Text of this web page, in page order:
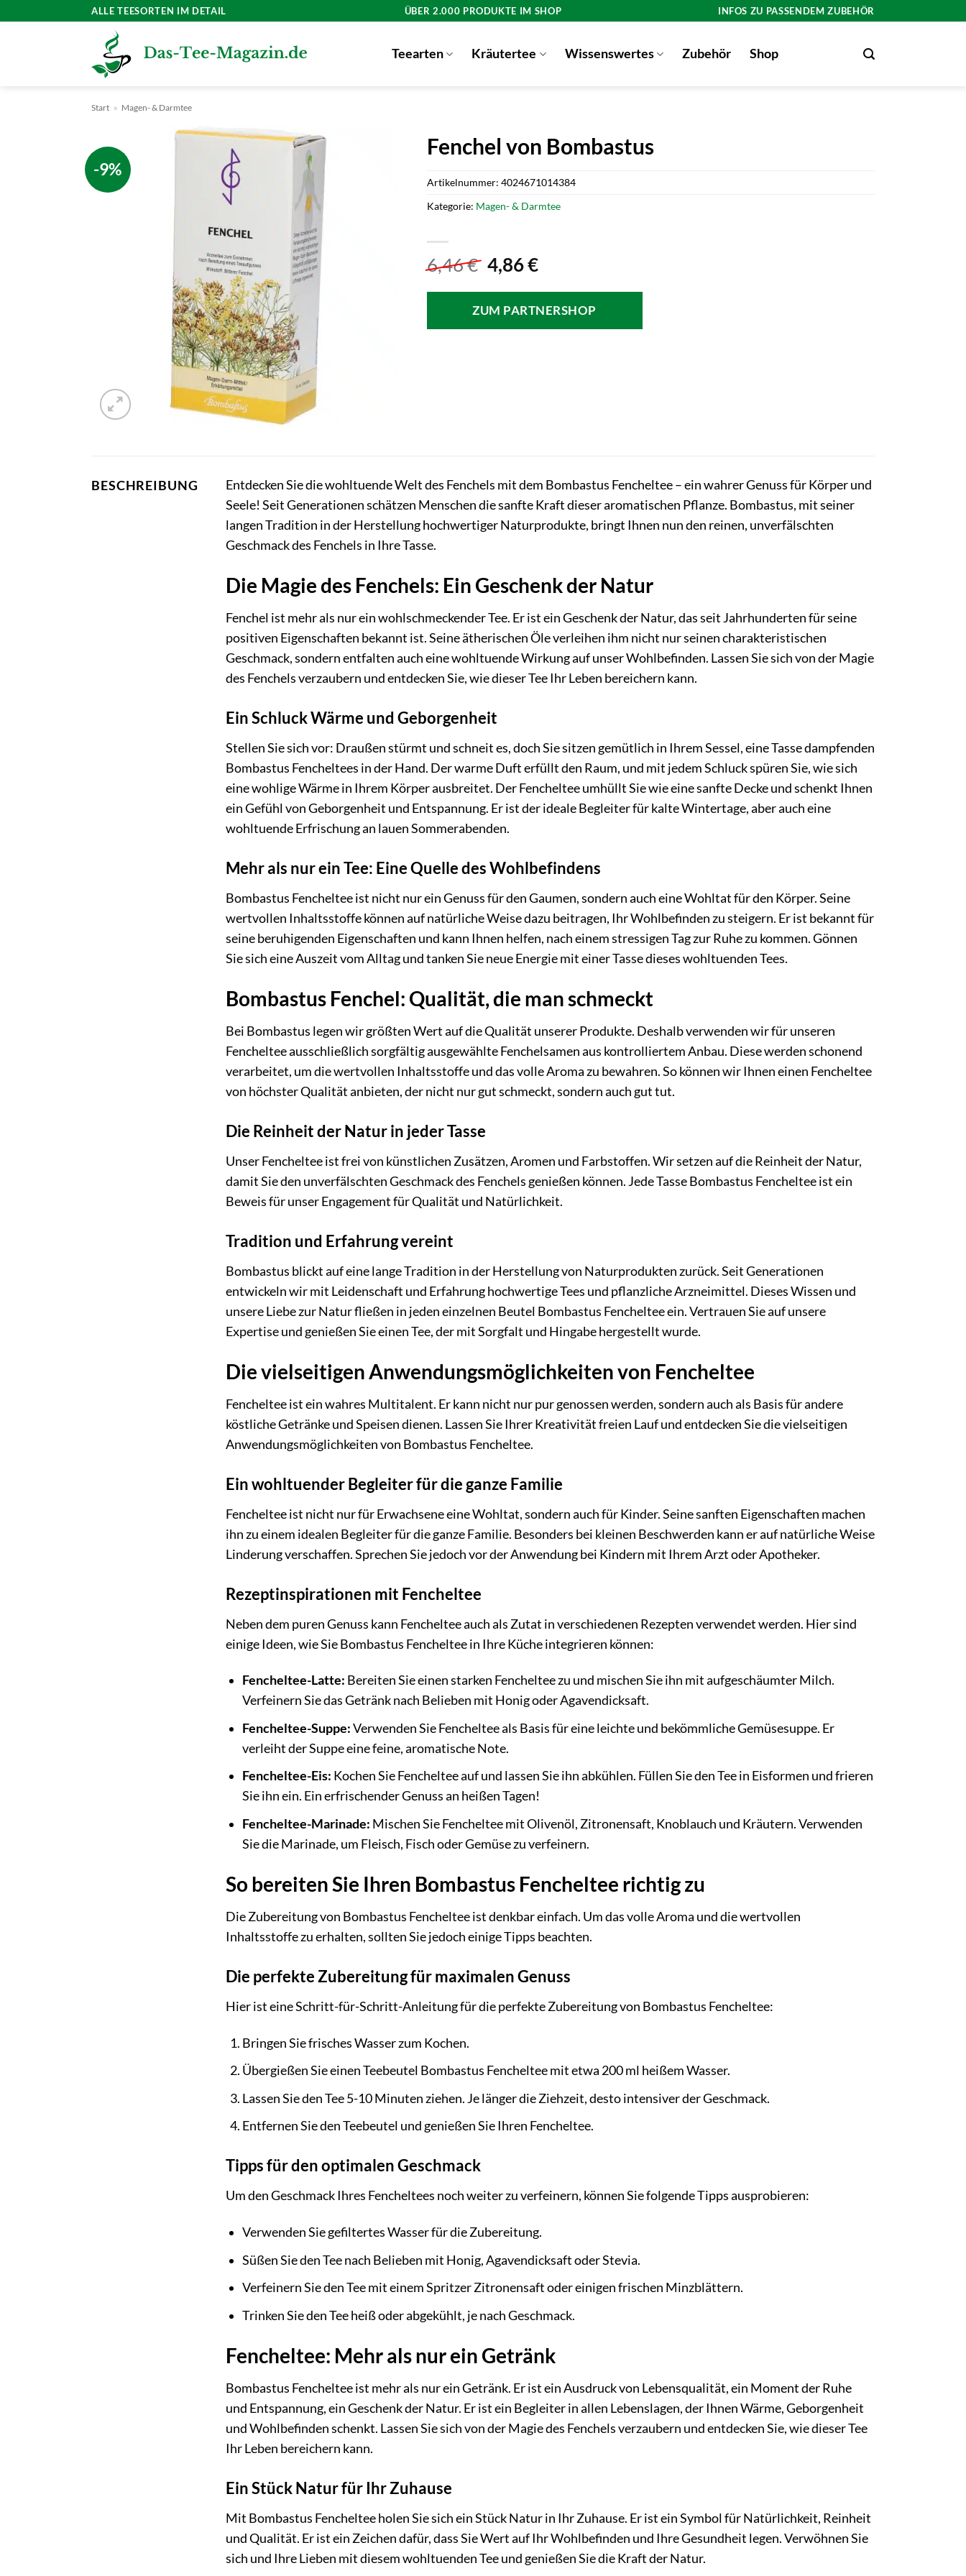
ALLE TEESORTEN IM DETAIL ÜBER 2.000 PRODUKTE IM SHOP INFOS ZU PASSENDEM ZUBEHÖR
Teearten Kräutertee Wissenswertes Zubehör Shop
Start » Magen- & Darmtee
-9%
Fenchel von Bombastus
6,46€ Ursprünglicher
war:
6,46 €
4,86€Aktueller
ist:
4,86 €.
ZUM PARTNERSHOP
Artikelnummer: 4024671014384
Kategorie: Magen- & Darmtee
BESCHREIBUNG
Entdecken Sie die wohltuende Welt des Fenchels mit dem Bombastus Fencheltee – ein wahrer Genuss für Körper und
Seele! Seit Generationen schätzen Menschen die sanfte Kraft dieser aromatischen Pflanze. Bombastus, mit seiner
langen Tradition in der Herstellung hochwertiger Naturprodukte, bringt Ihnen nun den reinen, unverfälschten
Geschmack des Fenchels in Ihre Tasse.
Die Magie des Fenchels: Ein Geschenk der Natur
Fenchel ist mehr als nur ein wohlschmeckender Tee. Er ist ein Geschenk der Natur, das seit Jahrhunderten für seine
positiven Eigenschaften bekannt ist. Seine ätherischen Öle verleihen ihm nicht nur seinen charakteristischen
Geschmack, sondern entfalten auch eine wohltuende Wirkung auf unser Wohlbefinden. Lassen Sie sich von der Magie
des Fenchels verzaubern und entdecken Sie, wie dieser Tee Ihr Leben bereichern kann.
Ein Schluck Wärme und Geborgenheit
Stellen Sie sich vor: Draußen stürmt und schneit es, doch Sie sitzen gemütlich in Ihrem Sessel, eine Tasse dampfenden
Bombastus Fencheltees in der Hand. Der warme Duft erfüllt den Raum, und mit jedem Schluck spüren Sie, wie sich
eine wohlige Wärme in Ihrem Körper ausbreitet. Der Fencheltee umhüllt Sie wie eine sanfte Decke und schenkt Ihnen
ein Gefühl von Geborgenheit und Entspannung. Er ist der ideale Begleiter für kalte Wintertage, aber auch eine
wohltuende Erfrischung an lauen Sommerabenden.
Mehr als nur ein Tee: Eine Quelle des Wohlbefindens
Bombastus Fencheltee ist nicht nur ein Genuss für den Gaumen, sondern auch eine Wohltat für den Körper. Seine
wertvollen Inhaltsstoffe können auf natürliche Weise dazu beitragen, Ihr Wohlbefinden zu steigern. Er ist bekannt für
seine beruhigenden Eigenschaften und kann Ihnen helfen, nach einem stressigen Tag zur Ruhe zu kommen. Gönnen
Sie sich eine Auszeit vom Alltag und tanken Sie neue Energie mit einer Tasse dieses wohltuenden Tees.
Bombastus Fenchel: Qualität, die man schmeckt
Bei Bombastus legen wir größten Wert auf die Qualität unserer Produkte. Deshalb verwenden wir für unseren
Fencheltee ausschließlich sorgfältig ausgewählte Fenchelsamen aus kontrolliertem Anbau. Diese werden schonend
verarbeitet, um die wertvollen Inhaltsstoffe und das volle Aroma zu bewahren. So können wir Ihnen einen Fencheltee
von höchster Qualität anbieten, der nicht nur gut schmeckt, sondern auch gut tut.
Die Reinheit der Natur in jeder Tasse
Unser Fencheltee ist frei von künstlichen Zusätzen, Aromen und Farbstoffen. Wir setzen auf die Reinheit der Natur,
damit Sie den unverfälschten Geschmack des Fenchels genießen können. Jede Tasse Bombastus Fencheltee ist ein
Beweis für unser Engagement für Qualität und Natürlichkeit.
Tradition und Erfahrung vereint
Bombastus blickt auf eine lange Tradition in der Herstellung von Naturprodukten zurück. Seit Generationen
entwickeln wir mit Leidenschaft und Erfahrung hochwertige Tees und pflanzliche Arzneimittel. Dieses Wissen und
unsere Liebe zur Natur fließen in jeden einzelnen Beutel Bombastus Fencheltee ein. Vertrauen Sie auf unsere
Expertise und genießen Sie einen Tee, der mit Sorgfalt und Hingabe hergestellt wurde.
Die vielseitigen Anwendungsmöglichkeiten von Fencheltee
Fencheltee ist ein wahres Multitalent. Er kann nicht nur pur genossen werden, sondern auch als Basis für andere
köstliche Getränke und Speisen dienen. Lassen Sie Ihrer Kreativität freien Lauf und entdecken Sie die vielseitigen
Anwendungsmöglichkeiten von Bombastus Fencheltee.
Ein wohltuender Begleiter für die ganze Familie
Fencheltee ist nicht nur für Erwachsene eine Wohltat, sondern auch für Kinder. Seine sanften Eigenschaften machen
ihn zu einem idealen Begleiter für die ganze Familie. Besonders bei kleinen Beschwerden kann er auf natürliche Weise
Linderung verschaffen. Sprechen Sie jedoch vor der Anwendung bei Kindern mit Ihrem Arzt oder Apotheker.
Rezeptinspirationen mit Fencheltee
Neben dem puren Genuss kann Fencheltee auch als Zutat in verschiedenen Rezepten verwendet werden. Hier sind
einige Ideen, wie Sie Bombastus Fencheltee in Ihre Küche integrieren können:
Fencheltee-Latte: Bereiten Sie einen starken Fencheltee zu und mischen Sie ihn mit aufgeschäumter Milch.
Verfeinern Sie das Getränk nach Belieben mit Honig oder Agavendicksaft.
Fencheltee-Suppe:Verwenden Sie Fencheltee als Basis für eine leichte und bekömmliche Gemüsesuppe. Er
verleiht der Suppe eine feine, aromatische Note.
Fencheltee-Eis: Kochen Sie Fencheltee auf und lassen Sie ihn abkühlen. Füllen Sie den Tee in Eisformen und frieren
Sie ihn ein. Ein erfrischender Genuss an heißen Tagen!
Fencheltee-Marinade: Mischen Sie Fencheltee mit Olivenöl, Zitronensaft, Knoblauch und Kräutern. Verwenden
Sie die Marinade, um Fleisch, Fisch oder Gemüse zu verfeinern.
So bereiten Sie Ihren Bombastus Fencheltee richtig zu
Die Zubereitung von Bombastus Fencheltee ist denkbar einfach. Um das volle Aroma und die wertvollen
Inhaltsstoffe zu erhalten, sollten Sie jedoch einige Tipps beachten.
Die perfekte Zubereitung für maximalen Genuss
Hier ist eine Schritt-für-Schritt-Anleitung für die perfekte Zubereitung von Bombastus Fencheltee:
Bringen Sie frisches Wasser zum Kochen.
Übergießen Sie einen Teebeutel Bombastus Fencheltee mit etwa 200 ml heißem Wasser.
Lassen Sie den Tee 5-10 Minuten ziehen. Je länger die Ziehzeit, desto intensiver der Geschmack.
Entfernen Sie den Teebeutel und genießen Sie Ihren Fencheltee.
Tipps für den optimalen Geschmack
Um den Geschmack Ihres Fencheltees noch weiter zu verfeinern, können Sie folgende Tipps ausprobieren:
Verwenden Sie gefiltertes Wasser für die Zubereitung.
Süßen Sie den Tee nach Belieben mit Honig, Agavendicksaft oder Stevia.
Verfeinern Sie den Tee mit einem Spritzer Zitronensaft oder einigen frischen Minzblättern.
Trinken Sie den Tee heiß oder abgekühlt, je nach Geschmack.
Fencheltee: Mehr als nur ein Getränk
Bombastus Fencheltee ist mehr als nur ein Getränk. Er ist ein Ausdruck von Lebensqualität, ein Moment der Ruhe
und Entspannung, ein Geschenk der Natur. Er ist ein Begleiter in allen Lebenslagen, der Ihnen Wärme, Geborgenheit
und Wohlbefinden schenkt. Lassen Sie sich von der Magie des Fenchels verzaubern und entdecken Sie, wie dieser Tee
Ihr Leben bereichern kann.
Ein Stück Natur für Ihr Zuhause
Mit Bombastus Fencheltee holen Sie sich ein Stück Natur in Ihr Zuhause. Er ist ein Symbol für Natürlichkeit, Reinheit
und Qualität. Er ist ein Zeichen dafür, dass Sie Wert auf Ihr Wohlbefinden und Ihre Gesundheit legen. Verwöhnen Sie
sich und Ihre Lieben mit diesem wohltuenden Tee und genießen Sie die Kraft der Natur.